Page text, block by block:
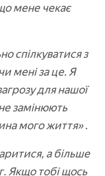
мене чекає
спілкуватися з
мені за це. Я
для нашої
замінюють
мого життя».
а більше
Якщо тобі щось